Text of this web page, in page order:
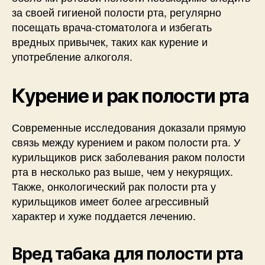
за своей гигиеной полости рта, регулярно
посещать врача-стоматолога и избегать
вредных привычек, таких как курение и
употребление алкоголя.
Курение и рак полости рта
Современные исследования доказали прямую
связь между курением и раком полости рта. У
курильщиков риск заболевания раком полости
рта в несколько раз выше, чем у некурящих.
Также, онкологический рак полости рта у
курильщиков имеет более агрессивный
характер и хуже поддается лечению.
Вред табака для полости рта